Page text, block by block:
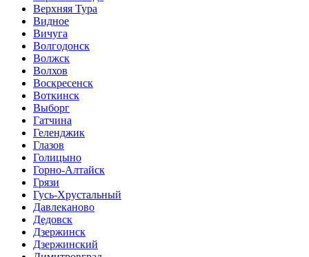
Верхняя Тура
Видное
Вичуга
Волгодонск
Волжск
Волхов
Воскресенск
Воткинск
Выборг
Гатчина
Геленджик
Глазов
Голицыно
Горно-Алтайск
Грязи
Гусь-Хрустальный
Давлеканово
Дедовск
Дзержинск
Дзержинский